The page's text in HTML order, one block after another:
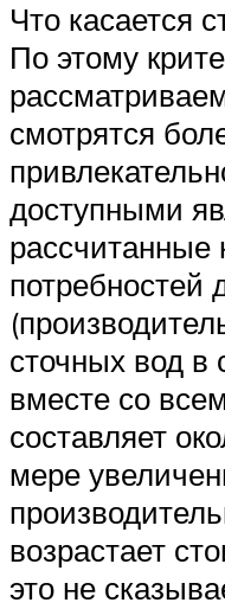
Что касается
По этому
смотрятся
доступными
рассчитанные
потребностей
сточных вод в
вместе со
составляет
мере
возрастает
это не